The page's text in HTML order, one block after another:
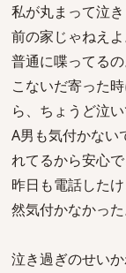
私が丸まって泣
前の家じゃねえよ
普通に喋ってる
こないだ寄った
ら、ちょうど泣い
A男も気付かない
れてるから安心で
昨日も電話した
然気付かなかった
泣き過ぎのせい